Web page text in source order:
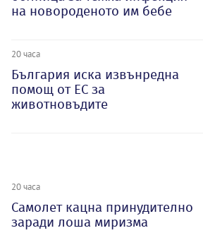
на новороденото им бебе
20 часа
България иска извънредна
помощ от ЕС за
животновъдите
20 часа
Самолет кацна принудително
заради лоша миризма